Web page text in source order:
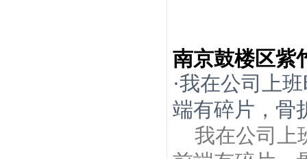
南京鼓楼区紫
·我在公司上
端有碎片，骨
我在公司上